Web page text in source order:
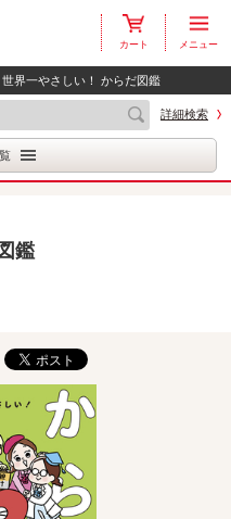
カート メニュー
世界一やさしい！ からだ図鑑
詳細検索
鑑